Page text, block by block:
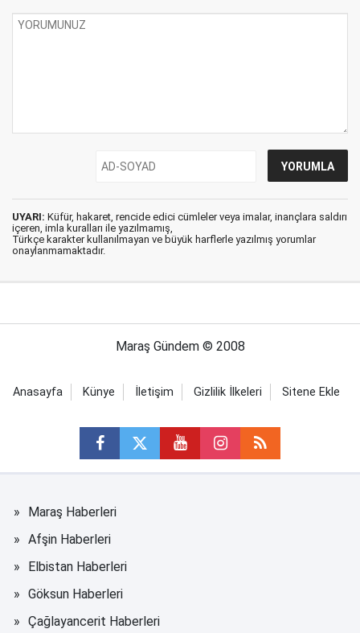
UYARI: Küfür, hakaret, rencide edici cümleler veya imalar, inançlara saldırı
içeren, imla kuralları ile yazılmamış,
Türkçe karakter kullanılmayan ve büyük harflerle yazılmış yorumlar
onaylanmamaktadır.
Maraş Gündem © 2008
Anasayfa Künye İletişim Gizlilik İlkeleri Sitene Ekle
Maraş Haberleri
Afşin Haberleri
Elbistan Haberleri
Göksun Haberleri
Çağlayancerit Haberleri